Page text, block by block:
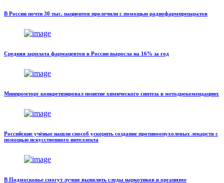
В России почти 30 тыс. пациентов пролечили с помощью радиофармпрепаратов
Средняя зарплата фармацевтов в России выросла на 16% за год
Минпромторг конкретизировал понятие химического синтеза в методрекомендациях
Российские учёные нашли способ ускорить создание противоопухолевых лекарств с
помощью искусственного интеллекта
В Подмосковье смогут лучше выявлять следы наркотиков в организме